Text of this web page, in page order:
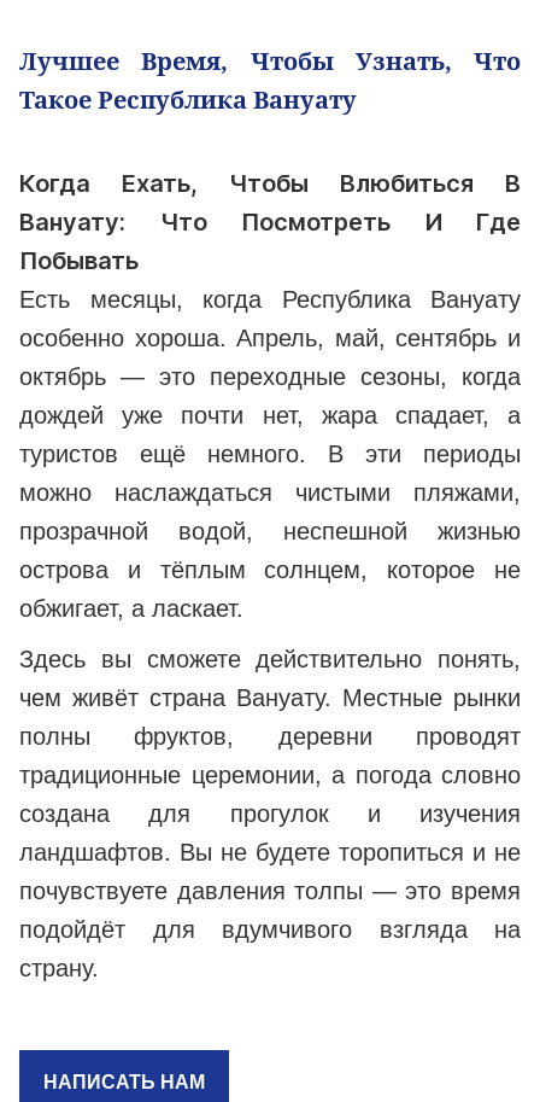
Лучшее Время, Чтобы Узнать, Что
Такое Республика Вануату
Когда Ехать, Чтобы Влюбиться В
Вануату: Что Посмотреть И Где
Побывать
Есть месяцы, когда Республика Вануату
особенно хороша. Апрель, май, сентябрь и
октябрь — это переходные сезоны, когда
дождей уже почти нет, жара спадает, а
туристов ещё немного. В эти периоды
можно наслаждаться чистыми пляжами,
прозрачной водой, неспешной жизнью
острова и тёплым солнцем, которое не
обжигает, а ласкает.
Здесь вы сможете действительно понять,
чем живёт страна Вануату. Местные рынки
полны фруктов, деревни проводят
традиционные церемонии, а погода словно
создана для прогулок и изучения
ландшафтов. Вы не будете торопиться и не
почувствуете давления толпы — это время
подойдёт для вдумчивого взгляда на
страну.
НАПИСАТЬ НАМ